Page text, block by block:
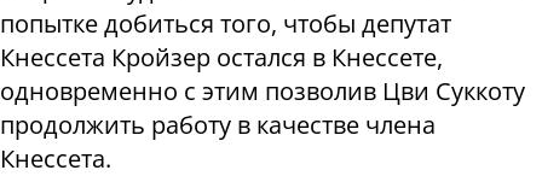
попытке добиться того, чтобы депутат
Кнессета Кройзер остался в Кнессете,
одновременно с этим позволив Цви Суккоту
продолжить работу в качестве члена
Кнессета.